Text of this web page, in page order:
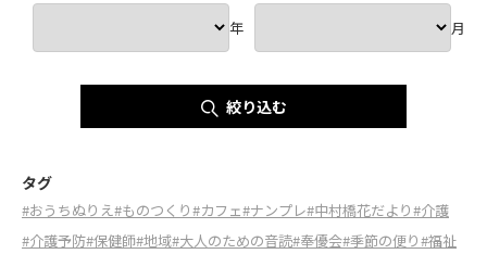
年 月
絞り込む
タグ
#おうちぬりえ#ものつくり#カフェ#ナンプレ#中村橋花だより#介護
#介護予防#保健師#地域#大人のための音読#奉優会#季節の便り#福祉